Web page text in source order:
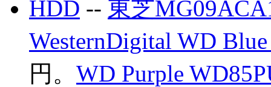
HDD -- 東芝
WesternDigital WD
円。 WD Purple